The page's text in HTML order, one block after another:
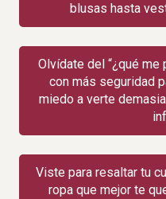
blusas hasta
Olvídate del “¿qué me
con más seguridad
miedo a verte
Viste para resaltar tu
ropa que mejor te